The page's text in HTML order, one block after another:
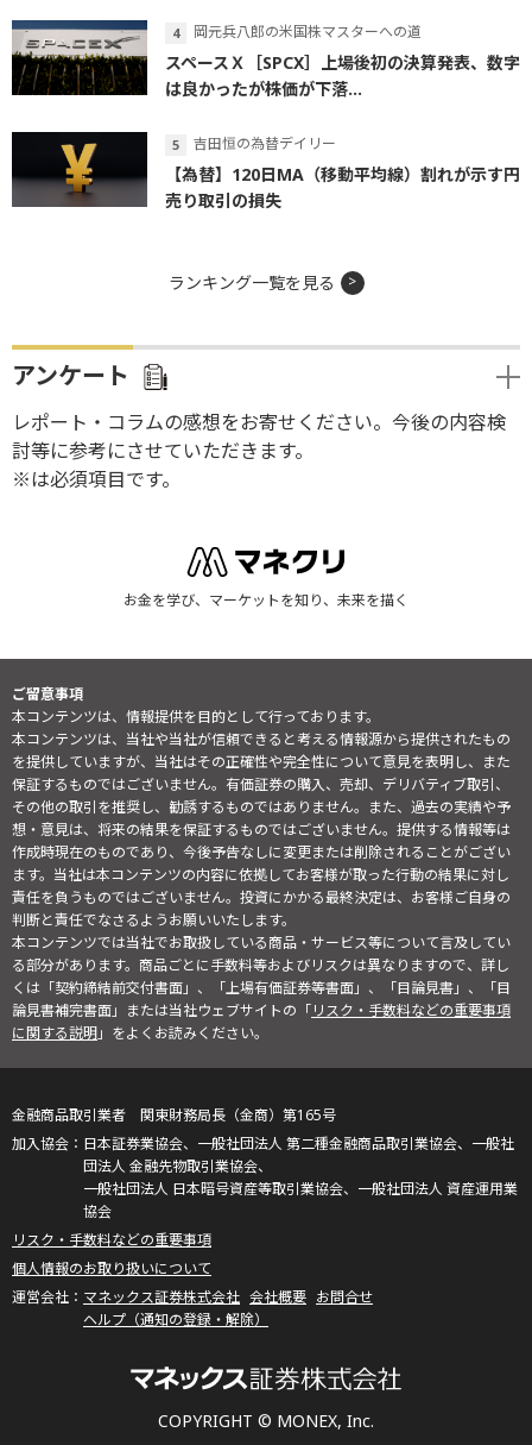
岡元兵八郎の米国株マスターへの道
スペースＸ［SPCX］上場後初の決算発表、数字
は良かったが株価が下落...
吉田恒の為替デイリー
【為替】120日MA（移動平均線）割れが示す円
売り取引の損失
ランキング一覧を見る
アンケート
レポート・コラムの感想をお寄せください。今後の内容検
討等に参考にさせていただきます。
※は必須項目です。
お金を学び、マーケットを知り、未来を描く
ご留意事項
本コンテンツは、情報提供を目的として行っております。
本コンテンツは、当社や当社が信頼できると考える情報源から提供されたもの
を提供していますが、当社はその正確性や完全性について意見を表明し、また
保証するものではございません。有価証券の購入、売却、デリバティブ取引、
その他の取引を推奨し、勧誘するものではありません。また、過去の実績や予
想・意見は、将来の結果を保証するものではございません。提供する情報等は
作成時現在のものであり、今後予告なしに変更または削除されることがござい
ます。当社は本コンテンツの内容に依拠してお客様が取った行動の結果に対し
責任を負うものではございません。投資にかかる最終決定は、お客様ご自身の
判断と責任でなさるようお願いいたします。
本コンテンツでは当社でお取扱している商品・サービス等について言及してい
る部分があります。商品ごとに手数料等およびリスクは異なりますので、詳し
くは「契約締結前交付書面」、「上場有価証券等書面」、「目論見書」、「目
論見書補完書面」または当社ウェブサイトの「リスク・手数料などの重要事項
に関する説明」をよくお読みください。
COPYRIGHT © MONEX, Inc.
金融商品取引業者 関東財務局長（金商）第165号
日本証券業協会、一般社団法人 第二種金融商品取引業協会、一般社
団法人 金融先物取引業協会、
一般社団法人 日本暗号資産等取引業協会、一般社団法人 資産運用業
協会
リスク・手数料などの重要事項
個人情報のお取り扱いについて
マネックス証券株式会社 会社概要 お問合せ
ヘルプ（通知の登録・解除）